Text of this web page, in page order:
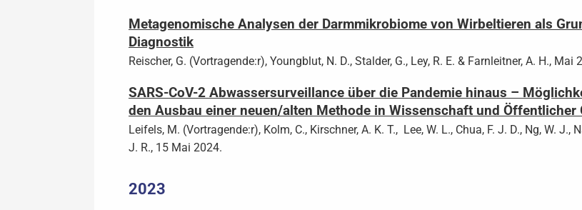
Metagenomische Analysen der Darmmikrobiome von Wirbeltieren als
Diagnostik
Reischer, G. (Vortragende:r), Youngblut, N. D., Stalder, G., Ley, R. E. & Farnleitner, A. H., Mai
SARS-CoV-2 Abwassersurveillance über die Pandemie hinaus –
den Ausbau einer neuen/alten Methode in Wissenschaft und Öffentlicher
Leifels, M. (Vortragende:r), Kolm, C., Kirschner, A. K. T., Lee, W. L., Chua, F. J. D., Ng, W. J.,
J. R., 15 Mai 2024.
2023